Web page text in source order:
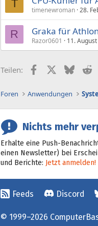
T
timenewroman 28.
R Graka für
Razor0601 11.
Teilen: FacebookX (Twitter)
Foren Anwendungen
Nichts mehr
Erhalte eine Push-
einen Newsletter) bei
und Berichte: Jetzt anmelden!
Feeds Discord
© 1999–2026